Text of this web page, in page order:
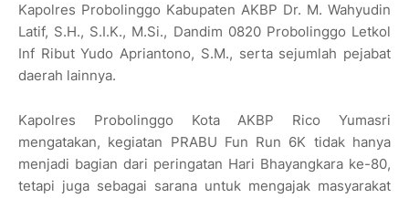
Kapolres Probolinggo Kabupaten AKBP Dr. M. Wahyudin
Latif, S.H., S.I.K., M.Si., Dandim 0820 Probolinggo Letkol
Inf Ribut Yudo Apriantono, S.M., serta sejumlah pejabat
daerah lainnya.
Kapolres Probolinggo Kota AKBP Rico Yumasri
mengatakan, kegiatan PRABU Fun Run 6K tidak hanya
menjadi bagian dari peringatan Hari Bhayangkara ke-80,
tetapi juga sebagai sarana untuk mengajak masyarakat